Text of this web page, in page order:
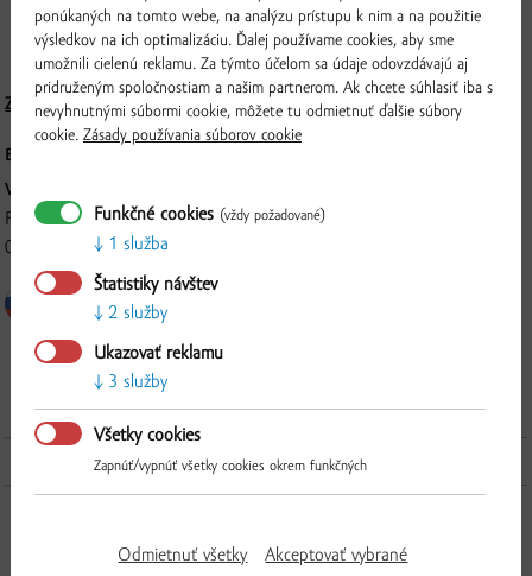
Zlatej záhrade. Nachádza sa v nej približne 3000 sadeníc, z ktorých
vyrábame rôzne produkty, od mydla cez víno až po levanduľový sirup.
Zloženie a nutričné hodnoty
BALENIE:
VÝROBCA:
František Rémes - Levandéria Tomášikovo, Jesenského 1005/13, 929
01, Dunajská Streda
Ďalšie produkty z tejto kategórie
ponúkaných na tomto webe, na analýzu prístupu k nim a na použitie
výsledkov na ich optimalizáciu. Ďalej používame cookies, aby sme
umožnili cielenú reklamu. Za týmto účelom sa údaje odovzdávajú aj
pridruženým spoločnostiam a našim partnerom. Ak chcete súhlasiť iba s
nevyhnutnými súbormi cookie, môžete tu odmietnuť ďalšie súbory
cookie. Zásady používania súborov cookie
Funkčné cookies (vždy požadované)
1 služba
Štatistiky návštev
2 služby
Ukazovať reklamu
3 služby
Všetky cookies
Zapnúť/vypnúť všetky cookies okrem funkčných
Odmietnuť všetky Akceptovať vybrané